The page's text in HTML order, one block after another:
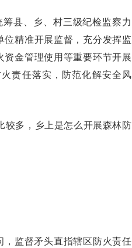
县、乡、村三级纪检监察力
精准开展监督，充分发挥监
金管理使用等重要环节开展
责任落实，防范化解安全风
较多，乡上是怎么开展森林防
监督矛头直指辖区防火责任